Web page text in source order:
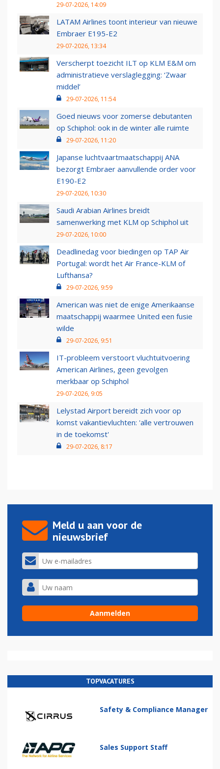
29-07-2026, 14:09
LATAM Airlines toont interieur van nieuwe
Embraer E195-E2
29-07-2026, 13:34
Verscherpt toezicht ILT op KLM E&M om
administratieve verslaglegging: ‘Zwaar
middel’
29-07-2026, 11:54
Goed nieuws voor zomerse debutanten
op Schiphol: ook in de winter alle ruimte
29-07-2026, 11:20
Japanse luchtvaartmaatschappij ANA
bezorgt Embraer aanvullende order voor
E190-E2
29-07-2026, 10:30
Saudi Arabian Airlines breidt
samenwerking met KLM op Schiphol uit
29-07-2026, 10:00
Deadlinedag voor biedingen op TAP Air
Portugal: wordt het Air France-KLM of
Lufthansa?
29-07-2026, 9:59
American was niet de enige Amerikaanse
maatschappij waarmee United een fusie
wilde
29-07-2026, 9:51
IT-probleem verstoort vluchtuitvoering
American Airlines, geen gevolgen
merkbaar op Schiphol
29-07-2026, 9:05
Lelystad Airport bereidt zich voor op
komst vakantievluchten: 'alle vertrouwen
in de toekomst'
29-07-2026, 8:17
Meld u aan voor de
nieuwsbrief
TOPVACATURES
Safety & Compliance Manager
Sales Support Staff